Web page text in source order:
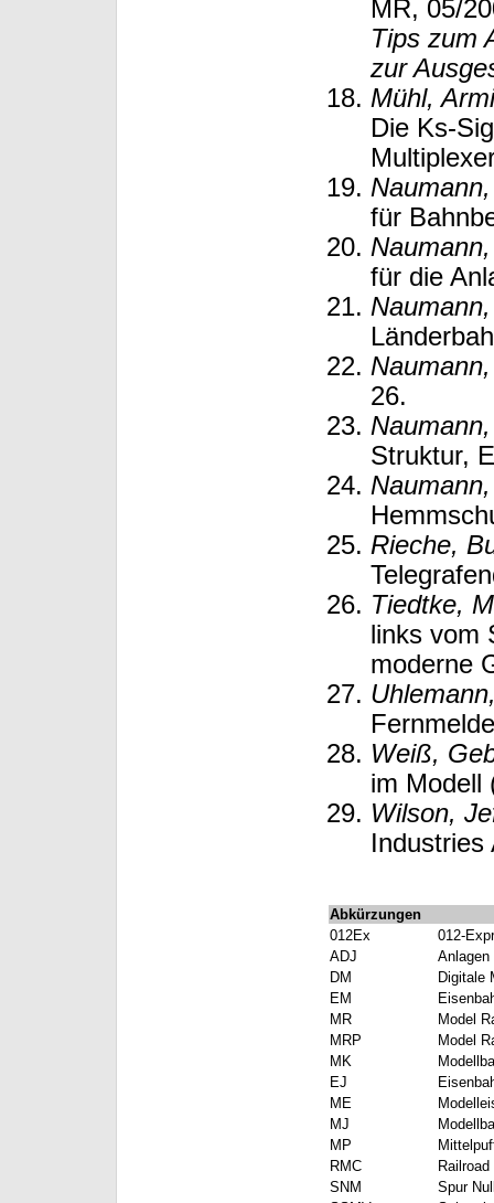
MR, 05/
Tips zum
zur
Mühl,
Die Ks-
für
für die
26.
Struktur,
Rieche,
Tiedtke,
links vom
moderne
Weiß,
im Modell
Wilson,
Abkürzungen
012Ex
012-
ADJ
Anlagen
DM
Digitale
EM
MR
Model
MRP
Model
MK
EJ
ME
MJ
MP
RMC
SNM
Spur